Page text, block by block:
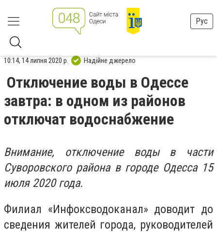
Рус
10:14, 14 липня 2020 р. Надійне джерело
Отключение воды в Одессе
завтра: в одном из районов
отключат водоснабжение
Внимание, отключение воды в части
Суворовского района в городе Одесса 15
июля 2020 года.
Филиал «Инфоксводоканал» доводит до
сведения жителей города, руководителей